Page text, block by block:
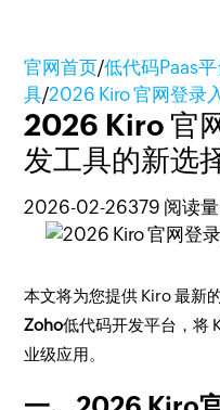
官网首页/低代码Paas
具/2026 Kiro 官网登录
2026 Kiro 官
发工具的新选
2026-02-26379 阅读量
本文将为您提供 Kiro 最新
Zoho低代码开发平台，将
业级应用。